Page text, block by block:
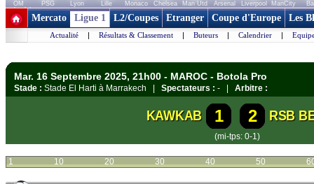
OM PSG Lyon Lille Monaco Chelsea Man Utd Arsenal Liverpool ManCity
+ de clubs
Mercato Ligue 1 L2/Coupes Etranger Coupe d'Europe Les
Actualité | Résultats & Classement | Buteurs | Calendrier |
Mar. 16 Septembre 2025, 21h00 - MAROC - Botola Pro
Stade : Stade El Harti à Marrakech | Spectateurs : - | Arbitre :
KAWKAB 1 2 RSB
(mi-tps: 0-1)
1 10 20 30 40 50